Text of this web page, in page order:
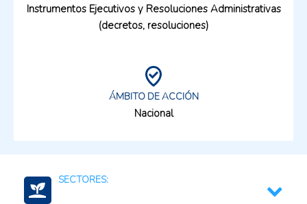
Instrumentos Ejecutivos y Resoluciones Administrativas
(decretos, resoluciones)
ÁMBITO DE ACCIÓN
Nacional
SECTORES: